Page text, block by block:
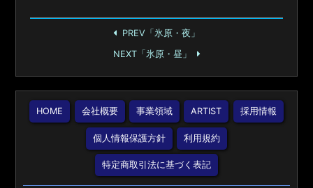
PREV「氷原・夜」
NEXT「氷原・昼」
HOME 会社概要 事業領域 ARTIST 採用情報
個人情報保護方針 利用規約
特定商取引法に基づく表記